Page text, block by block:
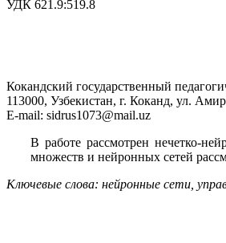
УДК 621.9:519.8
Кокандский государственный
113000, Узбекистан, г. Коканд, ул.
E-mail: sidrus1073@mail.uz
В работе рассмотрен нечетко-
множеств и нейронных сетей
Ключевые слова: нейронные сети,